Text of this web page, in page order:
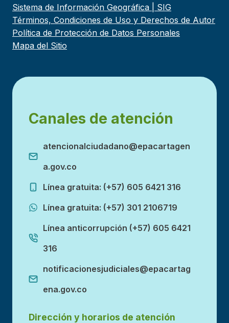
Sistema de Información Geográfica | SIG
Términos, Condiciones de Uso y Derechos de Autor
Política de Protección de Datos Personales
Mapa del Sitio
Canales de atención
atencionalciudadano@epacartagen
a.gov.co
Línea gratuita: (+57) 605 6421 316
Línea gratuita: (+57) 301 2106719
Línea anticorrupción (+57) 605 6421
316
notificacionesjudiciales@epacartag
ena.gov.co
Dirección y horarios de atención